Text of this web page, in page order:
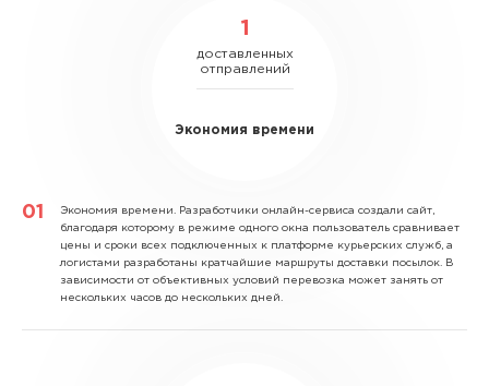
1
доставленных
отправлений
Экономия времени
Экономия времени.
Разработчики онлайн-сервиса создали сайт,
благодаря которому в режиме одного окна пользователь сравнивает
цены и сроки всех подключенных к платформе курьерских служб, а
логистами разработаны кратчайшие маршруты доставки посылок. В
зависимости от объективных условий перевозка может занять от
нескольких часов до нескольких дней.